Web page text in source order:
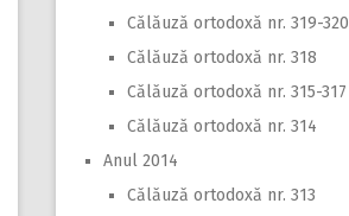
Călăuză ortodoxă nr. 319-320
Călăuză ortodoxă nr. 318
Călăuză ortodoxă nr. 315-317
Călăuză ortodoxă nr. 314
Anul 2014
Călăuză ortodoxă nr. 313